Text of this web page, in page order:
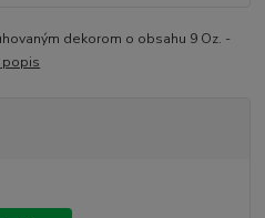
dekorom o obsahu 9 Oz. -
popis